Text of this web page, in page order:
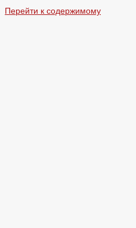
Перейти к содержимому